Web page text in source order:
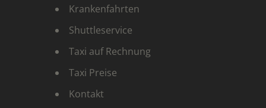
Krankenfahrten
Shuttleservice
Taxi auf Rechnung
Taxi Preise
Kontakt